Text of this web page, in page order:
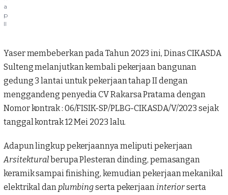
a
p
II
Yaser membeberkan pada Tahun 2023 ini, DinasCIKASDA
Sulteng melanjutkan kembali pekerjaan bangunan
gedung 3 lantai untuk pekerjaan tahap II dengan
menggandeng penyedia CV Rakarsa Pratama dengan
Nomor kontrak : 06/FISIK-SP/PLBG-CIKASDA/V/2023 sejak
tanggal kontrak 12 Mei 2023 lalu.
Adapun lingkup pekerjaannya meliputi pekerjaan
Arsitekturalberupa Plesteran dinding, pemasangan
keramik sampai finishing, kemudian pekerjaan mekanikal
elektrikal dan plumbingserta pekerjaan interiorserta